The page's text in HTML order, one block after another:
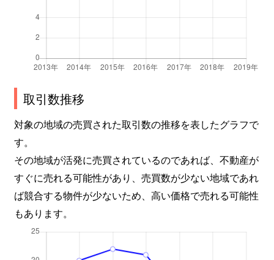
取引数推移
対象の地域の売買された取引数の推移を表したグラフで
す。
その地域が活発に売買されているのであれば、不動産が
すぐに売れる可能性があり、売買数が少ない地域であれ
ば競合する物件が少ないため、高い価格で売れる可能性
もあります。